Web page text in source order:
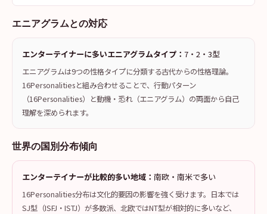
エニアグラムとの対応
エンターテイナーに多いエニアグラムタイプ： 7・2・3型
エニアグラムは9つの性格タイプに分類する古代からの性格理論。
16Personalitiesと組み合わせることで、行動パターン
（16Personalities）と動機・恐れ（エニアグラム）の両面から自己
理解を深められます。
世界の国別分布傾向
エンターテイナーが比較的多い地域： 南欧・南米で多い
16Personalities分布は文化的要因の影響を強く受けます。日本では
SJ型（ISFJ・ISTJ）が多数派、北欧ではNT型が相対的に多いなど、